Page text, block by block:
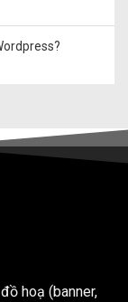
hoạ (banner,